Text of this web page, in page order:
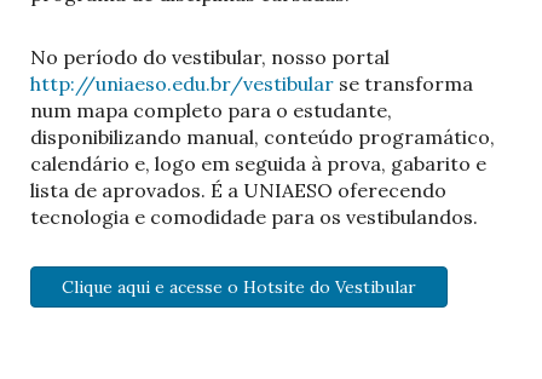
No período do vestibular, nosso portal
http://uniaeso.edu.br/vestibular se transforma
num mapa completo para o estudante,
disponibilizando manual, conteúdo programático,
calendário e, logo em seguida à prova, gabarito e
lista de aprovados. É a UNIAESO oferecendo
tecnologia e comodidade para os vestibulandos.
Clique aqui e acesse o Hotsite do Vestibular